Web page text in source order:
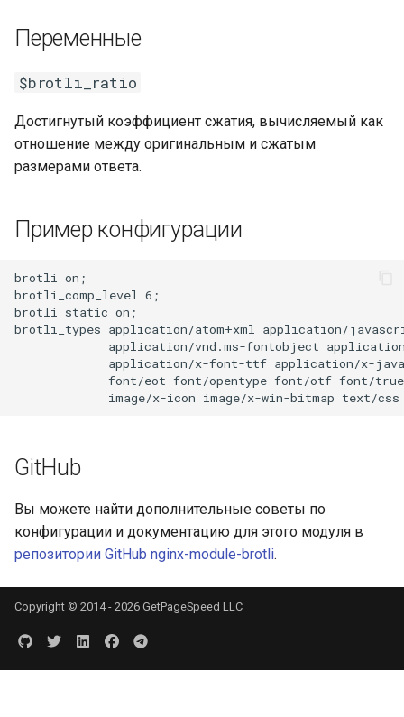
openidc
openssl
perf
prettycjson
qless
rabbitmqstomp
redis-connector
redis-ratelimit
redis-util
redis
repl
Переменные
$brotli_ratio
Достигнутый коэффициент сжатия, вычисляемый как
отношение между оригинальным и сжатым
размерами ответа.
Пример конфигурации
brotli on;
brotli_comp_level 6;
brotli_static on;
brotli_types application/atom+xml application/
application/vnd.ms-fontobject
application/x-font-ttf application/x-
font/eot font/opentype font/otf font/
GitHub
Вы можете найти дополнительные советы по
конфигурации и документацию для этого модуля в
репозитории GitHub nginx-module-brotli.
Copyright © 2014 - 2026 GetPageSpeed LLC